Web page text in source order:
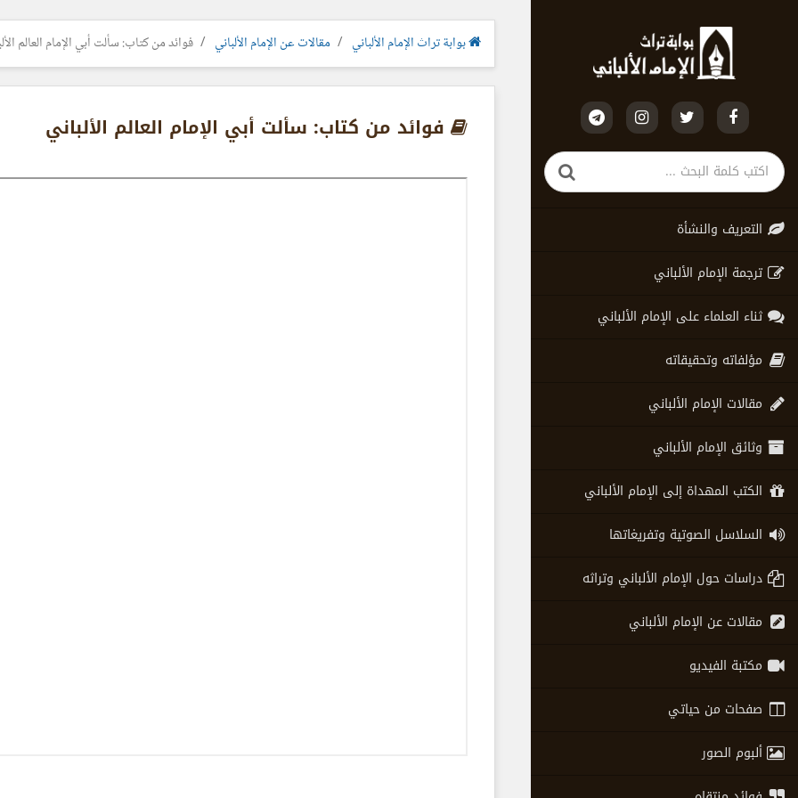
التعريف والنشأة
ترجمة الإمام الألباني
ثناء العلماء على الإمام الألباني
مؤلفاته وتحقيقاته
مقالات الإمام الألباني
وثائق الإمام الألباني
الكتب المهداة إلى الإمام الألباني
السلاسل الصوتية وتفريغاتها
دراسات حول الإمام الألباني وتراثه
مقالات عن الإمام الألباني
مكتبة الفيديو
صفحات من حياتي
ألبوم الصور
بوابة تراث الإمام الألباني مقالات عن الإمام الألباني فوائد من كتاب: سألت أبي الإمام العالم
فوائد من كتاب: سألت أبي الإمام العالم الألباني